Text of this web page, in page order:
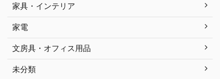
家具・インテリア
家電
文房具・オフィス用品
未分類